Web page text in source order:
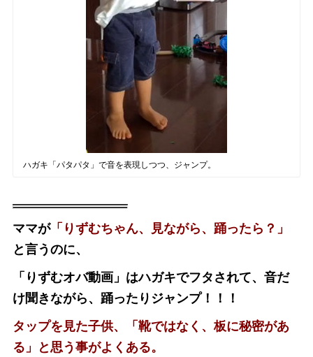
ハガキ「パタパタ」で音を表現しつつ、ジャンプ。
ママが「りずむちゃん、見ながら、踊ったら？」
と言うのに、
「りずむオバ動画」はハガキでフタされて、音だ
け聞きながら、踊ったりジャンプ！！！
タップを見た子供、「靴ではなく、板に秘密があ
る」と思う事がよくある。